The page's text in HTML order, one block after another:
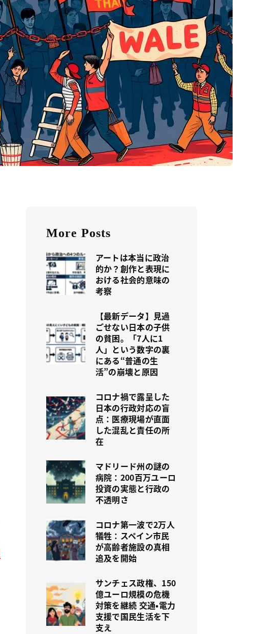
More Posts
アートは本当に政治
的か？創作と表現に
おける社会的意味の
考察
【最新データ】見過
ごせない日本の子供
の貧困。「7人に1
人」という数字の裏
にある“普通の生
活”の崩壊と原因
コロナ禍で露呈した
日本の行政対応の盲
点：医療現場が直面
した混乱と責任の所
在
マドリード州の謎の
病院：200百万ユーロ
投資の実態と行政の
不透明さ
コロナ第一波で2万人
犠牲：スペイン市民
が高齢者施設の真相
追及を開始
サンチェス政権、150
億ユーロ規模の危機
対策を継続 交通・電力
支援で国民生活を下
支え